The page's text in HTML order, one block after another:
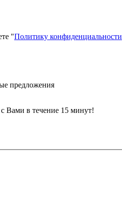
"Политику конфиденциальности
предложения
Вами в течение 15 минут!